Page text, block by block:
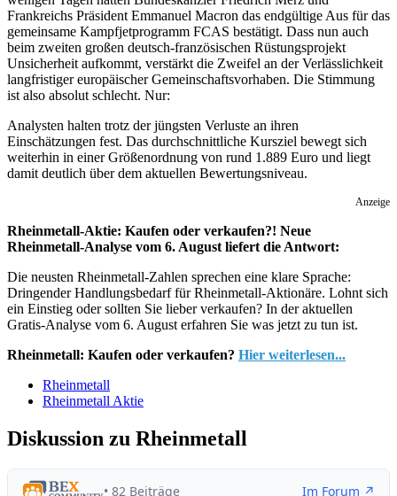
Frankreichs Präsident Emmanuel Macron das endgültige Aus für das
gemeinsame Kampfjetprogramm FCAS bestätigt. Dass nun auch
beim zweiten großen deutsch-französischen Rüstungsprojekt
Unsicherheit aufkommt, verstärkt die Zweifel an der Verlässlichkeit
langfristiger europäischer Gemeinschaftsvorhaben. Die Stimmung
ist also absolut schlecht. Nur:
Analysten halten trotz der jüngsten Verluste an ihren
Einschätzungen fest. Das durchschnittliche Kursziel bewegt sich
weiterhin in einer Größenordnung von rund 1.889 Euro und liegt
damit deutlich über dem aktuellen Bewertungsniveau.
Anzeige
Rheinmetall-Aktie: Kaufen oder verkaufen?! Neue
Rheinmetall-Analyse vom 6. August liefert die Antwort:
Die neusten Rheinmetall-Zahlen sprechen eine klare Sprache:
Dringender Handlungsbedarf für Rheinmetall-Aktionäre. Lohnt sich
ein Einstieg oder sollten Sie lieber verkaufen? In der aktuellen
Gratis-Analyse vom 6. August erfahren Sie was jetzt zu tun ist.
Rheinmetall: Kaufen oder verkaufen? Hier weiterlesen...
Rheinmetall
Rheinmetall Aktie
Diskussion zu Rheinmetall